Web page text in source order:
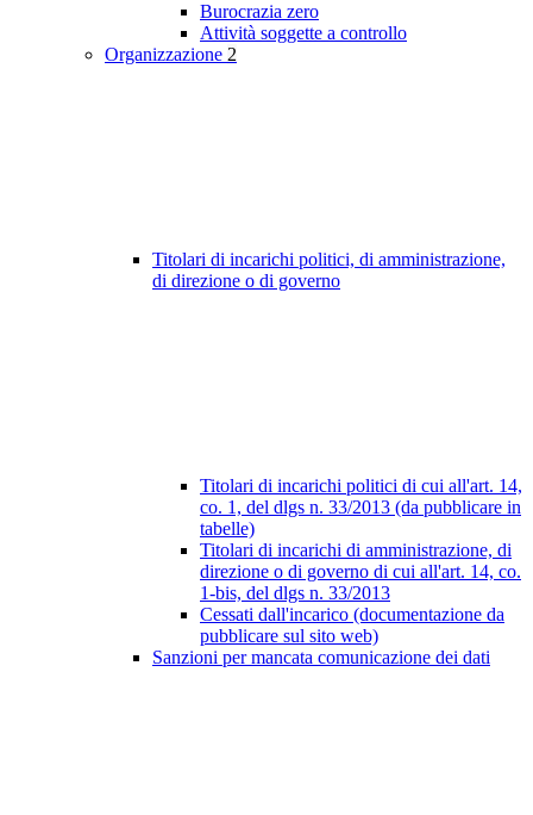
Burocrazia zero
Attività soggette a controllo
Organizzazione 2
Titolari di incarichi politici, di amministrazione,
di direzione o di governo
Titolari di incarichi politici di cui all'art. 14,
co. 1, del dlgs n. 33/2013 (da pubblicare in
tabelle)
Titolari di incarichi di amministrazione, di
direzione o di governo di cui all'art. 14, co.
1-bis, del dlgs n. 33/2013
Cessati dall'incarico (documentazione da
pubblicare sul sito web)
Sanzioni per mancata comunicazione dei dati